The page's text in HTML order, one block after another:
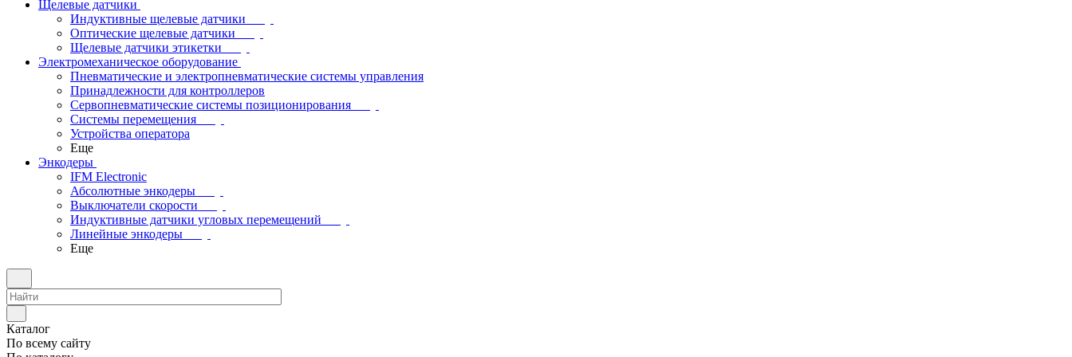
Щелевые датчики
Индуктивные щелевые датчики
Оптические щелевые датчики
Щелевые датчики этикетки
Электромеханическое оборудование
Пневматические и электропневматические системы управления
Принадлежности для контроллеров
Сервопневматические системы позиционирования
Системы перемещения
Устройства оператора
Еще
Энкодеры
IFM Electronic
Абсолютные энкодеры
Выключатели скорости
Индуктивные датчики угловых перемещений
Линейные энкодеры
Еще
Каталог
По всему сайту